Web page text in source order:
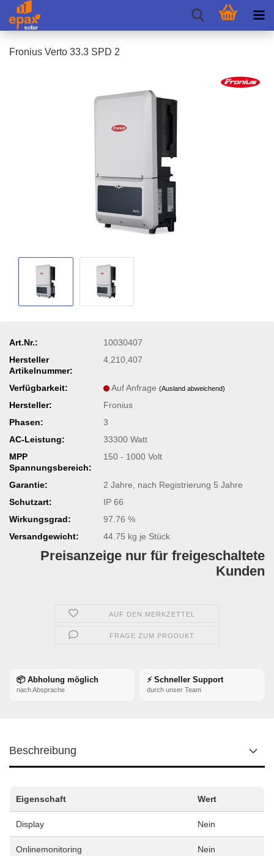
Fro­ni­us Verto 33.3 SPD 2
Art.Nr.:
10030407
Hersteller
Artikelnummer:
4,210,407
Verfügbarkeit: Auf Anfrage (Ausland abweichend)
Hersteller:
Fronius
Phasen:
3
AC-Leistung:
33300 Watt
MPP
Spannungsbereich:
150 - 1000 Volt
Garantie:
2 Jahre, nach Registrierung 5 Jahre
Schutzart:
IP 66
Wirkungsgrad:
97.76 %
Versandgewicht:
44.75 kg je Stück
Preisanzeige nur für freigeschaltete
Kunden
AUF DEN MERKZETTEL
FRAGE ZUM PRODUKT
📦 Abholung möglich
nach Absprache
⚡ Schneller Support
durch unser Team
Beschreibung
Eigenschaft Wert
Display Nein
Onlinemonitoring Nein